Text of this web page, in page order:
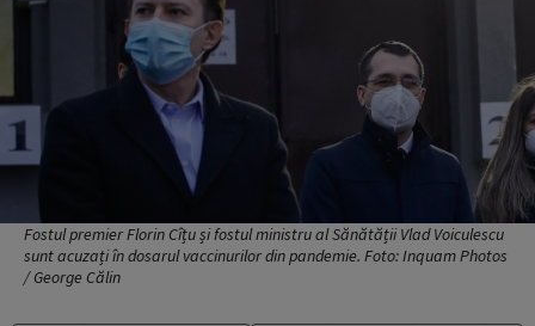
Fostul premier Florin Cîțu și fostul ministru al Sănătății Vlad Voiculescu
sunt acuzați în dosarul vaccinurilor din pandemie. Foto: Inquam Photos
/ George Călin